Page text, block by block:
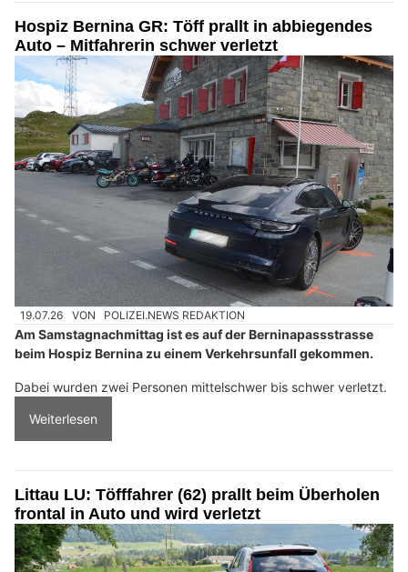
Hospiz Bernina GR: Töff prallt in abbiegendes
Auto – Mitfahrerin schwer verletzt
19.07.26 VON POLIZEI.NEWS REDAKTION
Am Samstagnachmittag ist es auf der Berninapassstrasse
beim Hospiz Bernina zu einem Verkehrsunfall gekommen.
Dabei wurden zwei Personen mittelschwer bis schwer verletzt.
Weiterlesen
Littau LU: Töfffahrer (62) prallt beim Überholen
frontal in Auto und wird verletzt